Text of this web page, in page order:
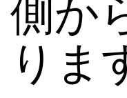
側か
りま